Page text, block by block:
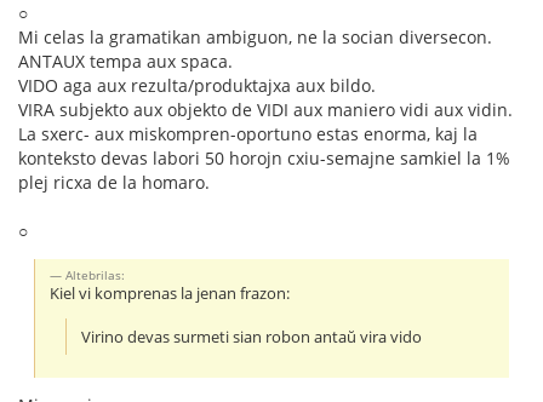
○
Mi celas la gramatikan ambiguon, ne la socian diversecon.
ANTAUX tempa aux spaca.
VIDO aga aux rezulta/produktajxa aux bildo.
VIRA subjekto aux objekto de VIDI aux maniero vidi aux vidin.
La sxerc- aux miskompren-oportuno estas enorma, kaj la
konteksto devas labori 50 horojn cxiu-semajne samkiel la 1%
plej ricxa de la homaro.
○
Altebrilas:
Kiel vi komprenas la jenan frazon:
Virino devas surmeti sian robon antaŭ vira vido